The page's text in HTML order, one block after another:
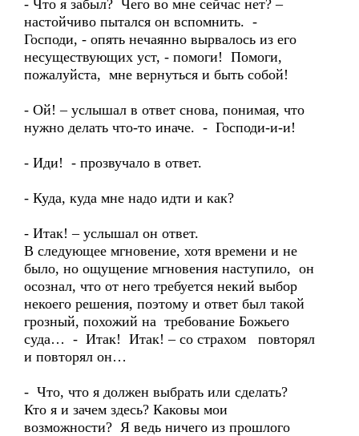
- Что я забыл? Чего во мне сейчас нет? –
настойчиво пытался он вспомнить. -
Господи, - опять нечаянно вырвалось из его
несуществующих уст, - помоги! Помоги,
пожалуйста, мне вернуться и быть собой!
- Ой! – услышал в ответ снова, понимая, что
нужно делать что-то иначе. - Господи-и-и!
- Иди! - прозвучало в ответ.
- Куда, куда мне надо идти и как?
- Итак! – услышал он ответ.
В следующее мгновение, хотя времени и не
было, но ощущение мгновения наступило, он
осознал, что от него требуется некий выбор
некоего решения, поэтому и ответ был такой
грозный, похожий на требование Божьего
суда… - Итак! Итак! – со страхом повторял
и повторял он…
- Что, что я должен выбрать или сделать?
Кто я и зачем здесь? Каковы мои
возможности? Я ведь ничего из прошлого